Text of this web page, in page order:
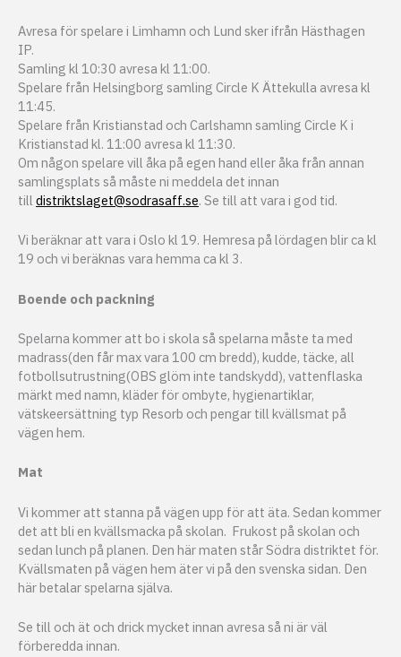
Avresa för spelare i Limhamn och Lund sker ifrån Hästhagen
IP.
Samling kl 10:30 avresa kl 11:00.
Spelare från Helsingborg samling Circle K Ättekulla avresa kl
11:45.
Spelare från Kristianstad och Carlshamn samling Circle K i
Kristianstad kl. 11:00 avresa kl 11:30.
Om någon spelare vill åka på egen hand eller åka från annan
samlingsplats så måste ni meddela det innan
till distriktslaget@sodrasaff.se. Se till att vara i god tid.
Vi beräknar att vara i Oslo kl 19. Hemresa på lördagen blir ca kl
19 och vi beräknas vara hemma ca kl 3.
Boende och packning
Spelarna kommer att bo i skola så spelarna måste ta med
madrass(den får max vara 100 cm bredd), kudde, täcke, all
fotbollsutrustning(OBS glöm inte tandskydd), vattenflaska
märkt med namn, kläder för ombyte, hygienartiklar,
vätskeersättning typ Resorb och pengar till kvällsmat på
vägen hem.
Mat
Vi kommer att stanna på vägen upp för att äta. Sedan kommer
det att bli en kvällsmacka på skolan. Frukost på skolan och
sedan lunch på planen. Den här maten står Södra distriktet för.
Kvällsmaten på vägen hem äter vi på den svenska sidan. Den
här betalar spelarna själva.
Se till och ät och drick mycket innan avresa så ni är väl
förberedda innan.